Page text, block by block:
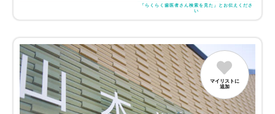
「らくらく歯医者さん検索を見た」とお伝えくださ
い
マイリストに
追加